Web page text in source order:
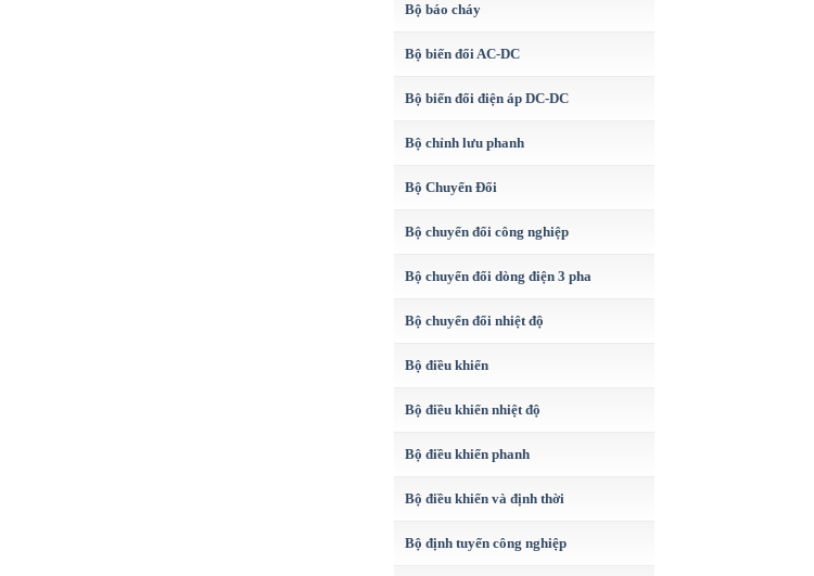
Bộ báo cháy
Bộ biến đổi AC-DC
Bộ biến đổi điện áp DC-DC
Bộ chỉnh lưu phanh
Bộ Chuyển Đổi
Bộ chuyển đổi công nghiệp
Bộ chuyển đổi dòng điện 3 pha
Bộ chuyển đổi nhiệt độ
Bộ điều khiển
Bộ điều khiển nhiệt độ
Bộ điều khiển phanh
Bộ điều khiển và định thời
Bộ định tuyến công nghiệp